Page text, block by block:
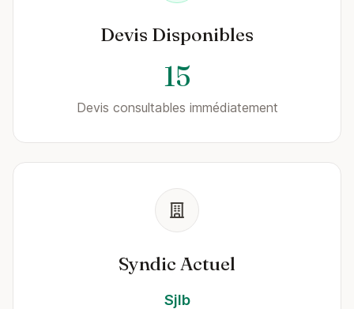
Devis Disponibles
15
Devis consultables immédiatement
Syndic Actuel
Sjlb